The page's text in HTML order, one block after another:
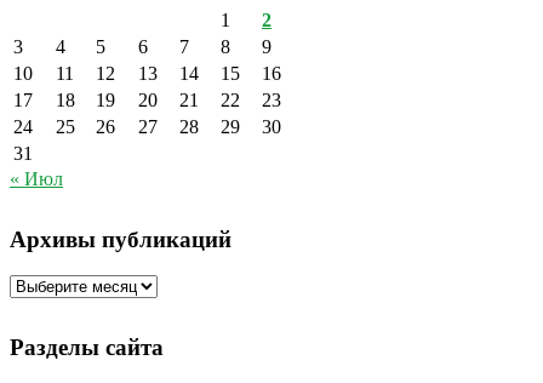
1
2
3
4 5 6 7 8
9
10
11 12 13 14 15
16
17
18 19 20 21 22
23
24
25 26 27 28 29
30
31
« Июл
Архивы публикаций
Архивы
Разделы сайта